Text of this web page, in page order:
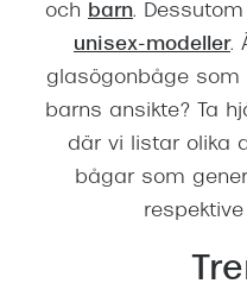
och
barn.
unisex-modeller.
glasögonbåge
barns ansikte? Ta
där vi listar olika
bågar som